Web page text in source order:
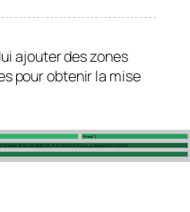
ajouter des zones
pour obtenir la mise